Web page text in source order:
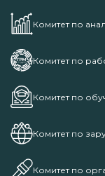
Комитет по
Комитет по
Комитет по
Комитет по
Комитет по